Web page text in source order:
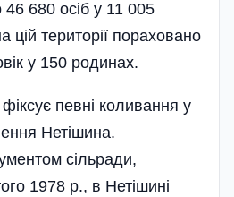
680 осіб у 11 005
цій території пораховано
у 150 родинах.
певні коливання у
Нетішина.
сільради,
1978 р., в Нетішині